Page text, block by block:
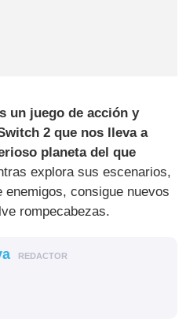
un juego de acción y
2 que nos lleva a
planeta del que
explora sus escenarios,
consigue nuevos
rompecabezas.
REDACTOR